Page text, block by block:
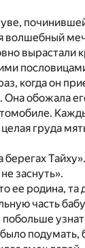
волшебный
вырастали
когда он
Она обожала
груда
заснуть».
ее родина, та
часть